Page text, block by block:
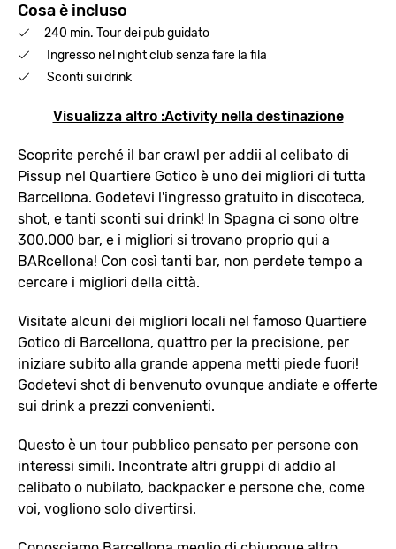
Cosa è incluso
240 min. Tour dei pub guidato
Ingresso nel night club senza fare la fila
Sconti sui drink
Visualizza altro :Activity nella destinazione
Scoprite perché il bar crawl per addii al celibato di
Pissup nel Quartiere Gotico è uno dei migliori di tutta
Barcellona. Godetevi l'ingresso gratuito in discoteca,
shot, e tanti sconti sui drink! In Spagna ci sono oltre
300.000 bar, e i migliori si trovano proprio qui a
BARcellona! Con così tanti bar, non perdete tempo a
cercare i migliori della città.
Visitate alcuni dei migliori locali nel famoso Quartiere
Gotico di Barcellona, quattro per la precisione, per
iniziare subito alla grande appena metti piede fuori!
Godetevi shot di benvenuto ovunque andiate e offerte
sui drink a prezzi convenienti.
Questo è un tour pubblico pensato per persone con
interessi simili. Incontrate altri gruppi di addio al
celibato o nubilato, backpacker e persone che, come
voi, vogliono solo divertirsi.